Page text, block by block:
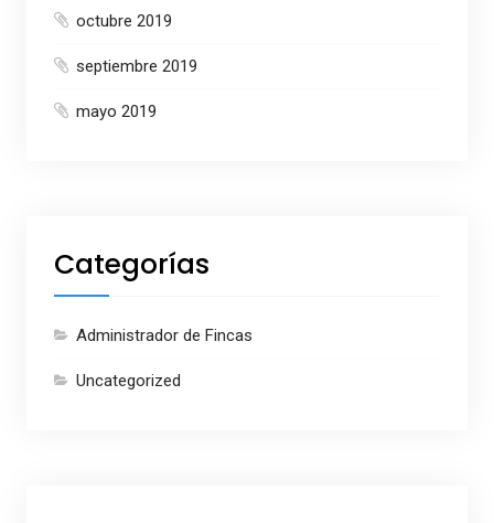
octubre 2019
septiembre 2019
mayo 2019
Categorías
Administrador de Fincas
Uncategorized